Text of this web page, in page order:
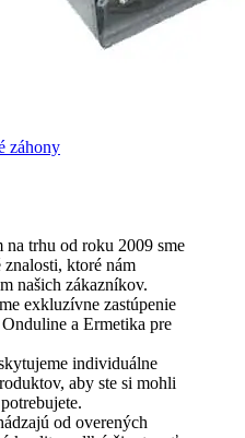
záhony
na trhu od roku 2009 sme
znalosti, ktoré nám
našich zákazníkov.
exkluzívne zastúpenie
a Ermetika pre
individuálne
aby ste si mohli
od overených